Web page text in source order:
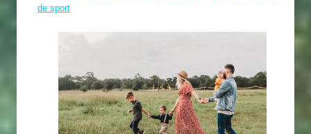
de sport